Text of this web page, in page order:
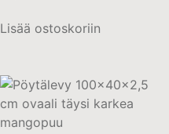
Lisää ostoskoriin